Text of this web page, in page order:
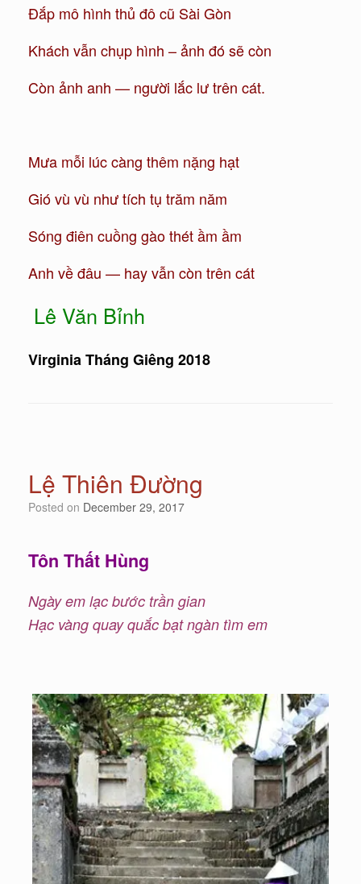
Đắp mô hình thủ đô cũ Sài Gòn
Khách vẫn chụp hình – ảnh đó sẽ còn
Còn ảnh anh — người lắc lư trên cát.
Mưa mỗi lúc càng thêm nặng hạt
Gió vù vù như tích tụ trăm năm
Sóng điên cuồng gào thét ầm ầm
Anh về đâu — hay vẫn còn trên cát
Lê Văn Bỉnh
Virginia Tháng Giêng 2018
Lệ Thiên Đường
Posted on December 29, 2017
Tôn Thất Hùng
Ngày em lạc bước trần gian
Hạc vàng quay quắc bạt ngàn tìm em